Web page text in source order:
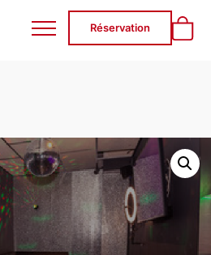
RED CORNER
Réservation